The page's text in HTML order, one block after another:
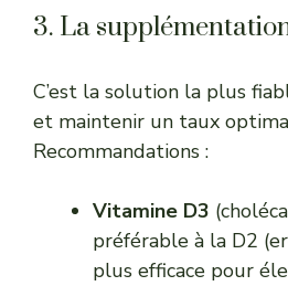
3. La
C’est la solution la plus
et maintenir un taux
Recommandations :
Vitamine D3
préférable à la D2
plus efficace pour